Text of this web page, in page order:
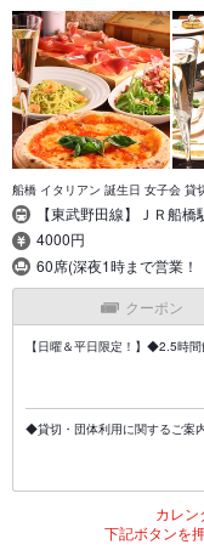
船橋 イタリアン 誕生日 女子会 貸
【東武野田線】ＪＲ船
4000円
60席(深夜1時まで営業！
クーポン
【日曜＆平日限定！】◆2.5時
◆貸切・団体利用に関するご案
カレン
下記ボタンを